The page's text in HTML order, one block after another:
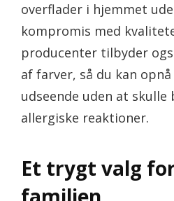
overflader i hjemmet
kompromis med
producenter tilbyder
af farver, så du kan
udseende uden at skulle
allergiske reaktioner.
Et trygt valg